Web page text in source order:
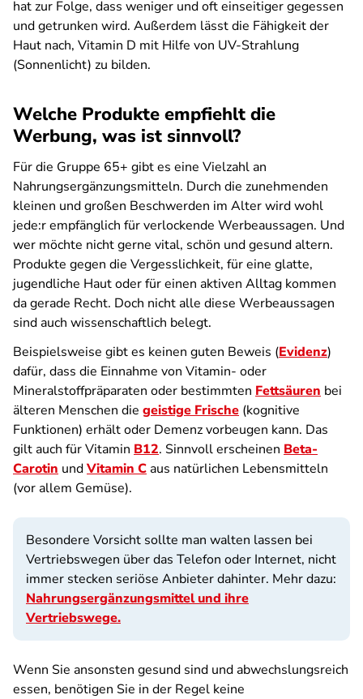
hat zur Folge, dass weniger und oft einseitiger gegessen
und getrunken wird. Außerdem lässt die Fähigkeit der
Haut nach, Vitamin D mit Hilfe von UV-Strahlung
(Sonnenlicht) zu bilden.
Welche Produkte empfiehlt die
Werbung, was ist sinnvoll?
Für die Gruppe 65+ gibt es eine Vielzahl an
Nahrungsergänzungsmitteln. Durch die zunehmenden
kleinen und großen Beschwerden im Alter wird wohl
jede:r empfänglich für verlockende Werbeaussagen. Und
wer möchte nicht gerne vital, schön und gesund altern.
Produkte gegen die Vergesslichkeit, für eine glatte,
jugendliche Haut oder für einen aktiven Alltag kommen
da gerade Recht. Doch nicht alle diese Werbeaussagen
sind auch wissenschaftlich belegt.
Beispielsweise gibt es keinen guten Beweis (Evidenz)
dafür, dass die Einnahme von Vitamin- oder
Mineralstoffpräparaten oder bestimmten Fettsäuren bei
älteren Menschen die geistige Frische (kognitive
Funktionen) erhält oder Demenz vorbeugen kann. Das
gilt auch für Vitamin B12. Sinnvoll erscheinen Beta-
Carotin undVitamin Caus natürlichen Lebensmitteln
(vor allem Gemüse).
Besondere Vorsicht sollte man walten lassen bei
Vertriebswegen über das Telefon oder Internet, nicht
immer stecken seriöse Anbieter dahinter. Mehr dazu:
Nahrungsergänzungsmittel und ihre
Vertriebswege.
Wenn Sie ansonsten gesund sind und abwechslungsreich
essen, benötigen Sie in der Regel keine